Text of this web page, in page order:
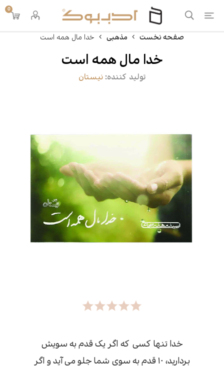
0
صفحه نخست مذهبی خدا مال همه است
خدا مال همه است
تولید کننده: نیستان
خدا تنها کسی که اگر یک قدم به سویش
بردارید، ۱۰ قدم به سوی شما جلو می‌آید و اگر